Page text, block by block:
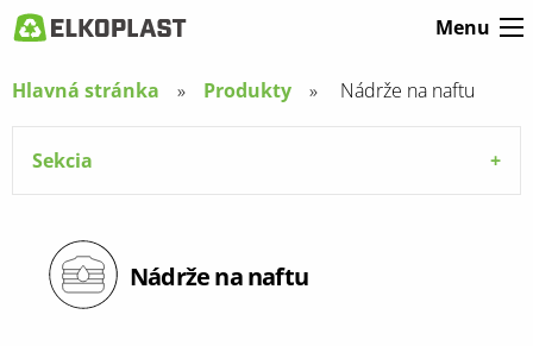
Menu
Hlavná stránka Produkty
Aktuální
stránka:
Nádrže na naftu
Sekcia
Nádrže na naftu